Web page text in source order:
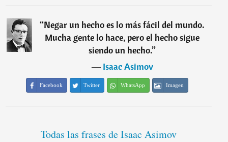
“Negar un hecho es lo más fácil del mundo.
Mucha gente lo hace, pero el hecho sigue
siendo un hecho.”
―Isaac Asimov
Facebook Twitter WhatsApp Imagen
Todas las frases de Isaac Asimov